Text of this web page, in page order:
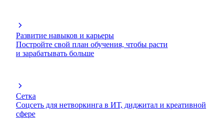
Развитие навыков и карьеры
Постройте свой план обучения, чтобы расти
и зарабатывать больше
Сетка
Соцсеть для нетворкинга в ИТ, диджитал и креативной
сфере